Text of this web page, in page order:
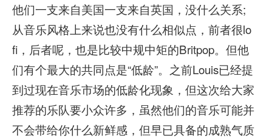
他们一支来自美国一支来自英国，没什么关系;
从音乐风格上来说也没有什么相似点，前者很lo
fi，后者呢，也是比较中规中矩的Britpop。但他
们有个最大的共同点是“低龄”。之前Louis已经提
到过现在音乐市场的低龄化现象，但这次给大家
推荐的乐队要小众许多，虽然他们的音乐可能并
不会带给你什么新鲜感，但早已具备的成熟气质